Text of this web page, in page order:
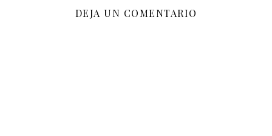
DEJA UN COMENTARIO